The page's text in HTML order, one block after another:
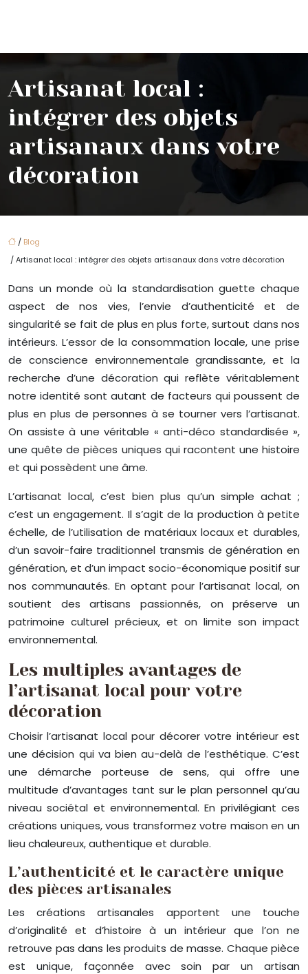
Artisanat local :
intégrer des objets
artisanaux dans votre
décoration
/ Blog
/ Artisanat local : intégrer des objets artisanaux dans votre décoration
Dans un monde où la standardisation guette chaque
aspect de nos vies, l’envie d’authenticité et de
singularité se fait de plus en plus forte, surtout dans nos
intérieurs. L’essor de la consommation locale, une prise
de conscience environnementale grandissante, et la
recherche d’une décoration qui reflète véritablement
notre identité sont autant de facteurs qui poussent de
plus en plus de personnes à se tourner vers l’artisanat.
On assiste à une véritable « anti-déco standardisée »,
une quête de pièces uniques qui racontent une histoire
et qui possèdent une âme.
L’artisanat local, c’est bien plus qu’un simple achat ;
c’est un engagement. Il s’agit de la production à petite
échelle, de l’utilisation de matériaux locaux et durables,
d’un savoir-faire traditionnel transmis de génération en
génération, et d’un impact socio-économique positif sur
nos communautés. En optant pour l’artisanat local, on
soutient des artisans passionnés, on préserve un
patrimoine culturel précieux, et on limite son impact
environnemental.
Les multiples avantages de
l’artisanat local pour votre
décoration
Choisir l’artisanat local pour décorer votre intérieur est
une décision qui va bien au-delà de l’esthétique. C’est
une démarche porteuse de sens, qui offre une
multitude d’avantages tant sur le plan personnel qu’au
niveau sociétal et environnemental. En privilégiant ces
créations uniques, vous transformez votre maison en un
lieu chaleureux, authentique et durable.
L’authenticité et le caractère unique
des pièces artisanales
Les créations artisanales apportent une touche
d’originalité et d’histoire à un intérieur que l’on ne
retrouve pas dans les produits de masse. Chaque pièce
est unique, façonnée avec soin par un artisan